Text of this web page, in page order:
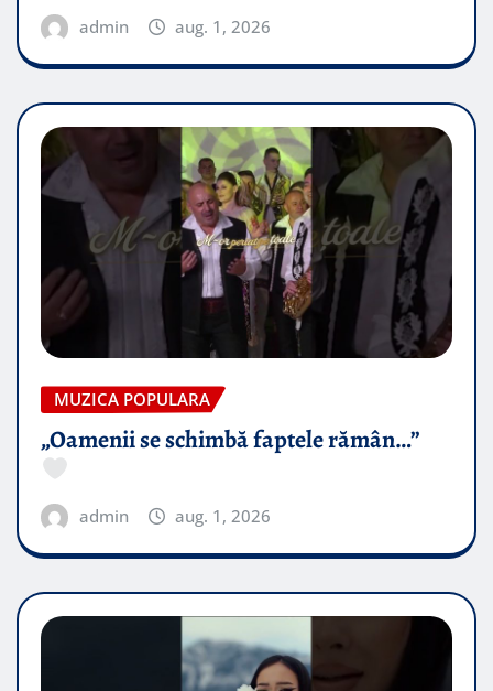
admin aug. 1, 2026
MUZICA POPULARA
„Oamenii se schimbă faptele rămân…”
admin aug. 1, 2026